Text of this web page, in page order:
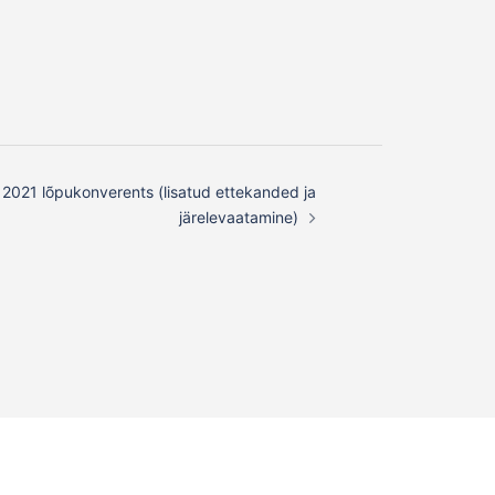
lõpukonverents (lisatud ettekanded ja
järelevaatamine)